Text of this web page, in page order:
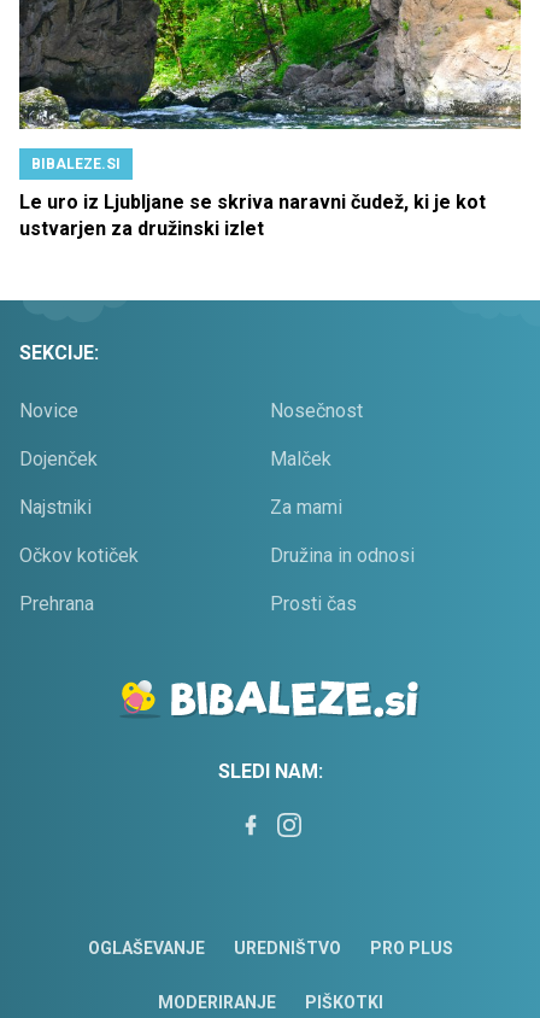
BIBALEZE.SI
Le uro iz Ljubljane se skriva naravni čudež, ki je kot
ustvarjen za družinski izlet
SEKCIJE:
Novice Nosečnost
Dojenček Malček
Najstniki Za mami
Očkov kotiček Družina in odnosi
Prehrana Prosti čas
SLEDI NAM:
OGLAŠEVANJE UREDNIŠTVO PRO PLUS
MODERIRANJE PIŠKOTKI